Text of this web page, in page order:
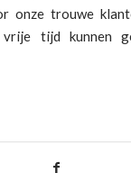
onze trouwe
tijd kunnen